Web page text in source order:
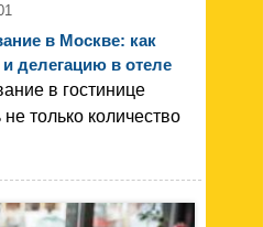
в Москве: как
делегацию в отеле
в гостинице
не только количество